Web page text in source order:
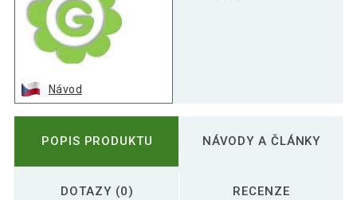
Návod
POPIS PRODUKTU NÁVODY A ČLÁNKY
DOTAZY (0) RECENZE